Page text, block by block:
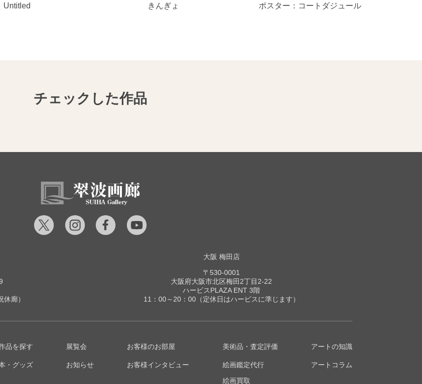
Untitled
きんぎょ
ポスター：コートダジュール
チェックした作品
廊）
大阪 梅田店
〒530-0001
大阪府大阪市北区梅田2丁目2-22
ハービスPLAZA ENT 3階
11：00～20：00（定休日はハービスに準じます）
品を探す
・グッズ
展覧会
お知らせ
お客様のお部屋
お客様インタビュー
美術品・査定評価
絵画鑑定代行
絵画買取
アートの知識
アートコラム